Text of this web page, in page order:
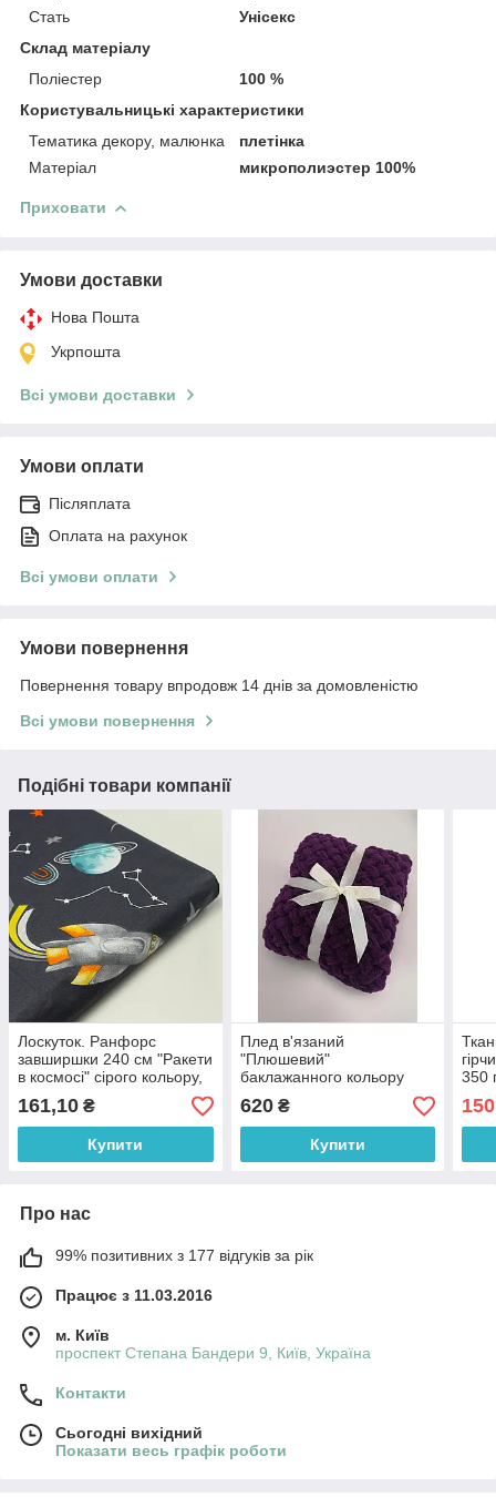
Стать
Унісекс
Склад матеріалу
Поліестер
100 %
Користувальницькі характеристики
Тематика декору, малюнка
плетінка
Матеріал
микрополиэстер 100%
Приховати
Умови доставки
Нова Пошта
Укрпошта
Всі умови доставки
Умови оплати
Післяплата
Оплата на рахунок
Всі умови оплати
Умови повернення
Повернення товару впродовж 14 днів за домовленістю
Всі умови повернення
Подібні товари компанії
Лоскуток. Ранфорс
завширшки 240 см "Ракети
в космосі" сірого кольору,
темно-джинсовий фон No
SB-3525a, 90*240 см
161,10 ₴
Купити
Плед в'язаний
"Плюшевий"
баклажанного кольору
90/80 см №56-63
620₴
Купити
350
150
Про нас
99% позитивних з 177 відгуків за рік
Працює з 11.03.2016
м. Київ
проспект Степана Бандери 9, Київ, Україна
Контакти
Сьогодні вихідний
Показати весь графік роботи